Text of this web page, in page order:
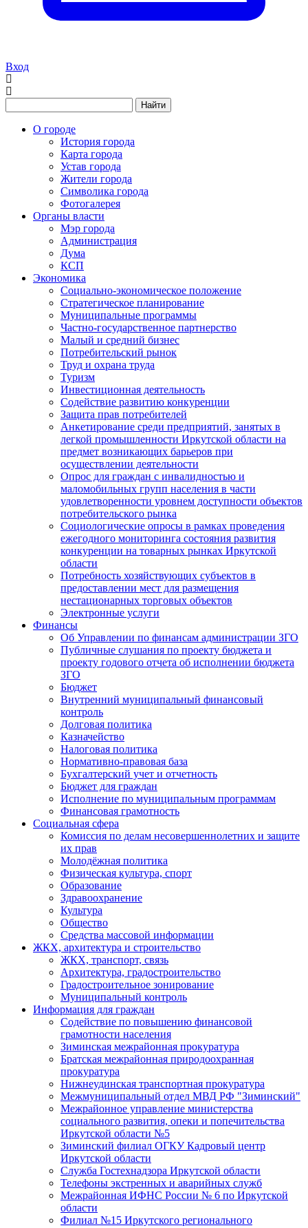
Вход
Найти
О городе
История города
Карта города
Устав города
Жители города
Символика города
Фотогалерея
Органы власти
Мэр города
Администрация
Дума
КСП
Экономика
Социально-экономическое положение
Стратегическое планирование
Муниципальные программы
Частно-государственное партнерство
Малый и средний бизнес
Потребительский рынок
Труд и охрана труда
Туризм
Инвестиционная деятельность
Содействие развитию конкуренции
Защита прав потребителей
Анкетирование среди предприятий, занятых в
легкой промышленности Иркутской области на
предмет возникающих барьеров при
осуществлении деятельности
Опрос для граждан с инвалидностью и
маломобильных групп населения в части
удовлетворенности уровнем доступности объектов
потребительского рынка
Социологические опросы в рамках проведения
ежегодного мониторинга состояния развития
конкуренции на товарных рынках Иркутской
области
Потребность хозяйствующих субъектов в
предоставлении мест для размещения
нестационарных торговых объектов
Электронные услуги
Финансы
Об Управлении по финансам администрации ЗГО
Публичные слушания по проекту бюджета и
проекту годового отчета об исполнении бюджета
ЗГО
Бюджет
Внутренний муниципальный финансовый
контроль
Долговая политика
Казначейство
Налоговая политика
Нормативно-правовая база
Бухгалтерский учет и отчетность
Бюджет для граждан
Исполнение по муниципальным программам
Финансовая грамотность
Социальная сфера
Комиссия по делам несовершеннолетних и защите
их прав
Молодёжная политика
Физическая культура, спорт
Образование
Здравоохранение
Культура
Общество
Средства массовой информации
ЖКХ, архитектура и строительство
ЖКХ, транспорт, связь
Архитектура, градостроительство
Градостроительное зонирование
Муниципальный контроль
Информация для граждан
Содействие по повышению финансовой
грамотности населения
Зиминская межрайонная прокуратура
Братская межрайонная природоохранная
прокуратура
Нижнеудинская транспортная прокуратура
Межмуниципальный отдел МВД РФ "Зиминский"
Межрайонное управление министерства
социального развития, опеки и попечительства
Иркутской области №5
Зиминский филиал ОГКУ Кадровый центр
Иркутской области
Служба Гостехнадзора Иркутской области
Телефоны экстренных и аварийных служб
Межрайонная ИФНС России № 6 по Иркутской
области
Филиал №15 Иркутского регионального